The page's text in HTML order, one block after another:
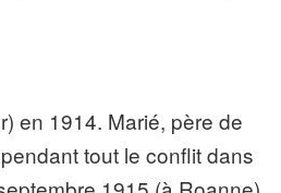
en 1914. Marié, père de
tout le conflit dans